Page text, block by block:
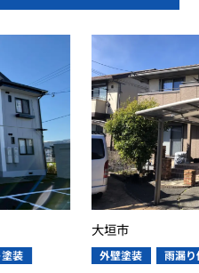
装
大垣市
外壁塗装 雨漏